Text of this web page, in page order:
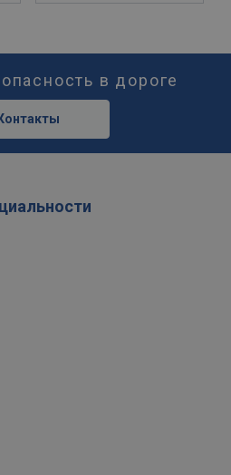
в дороге
Контакты